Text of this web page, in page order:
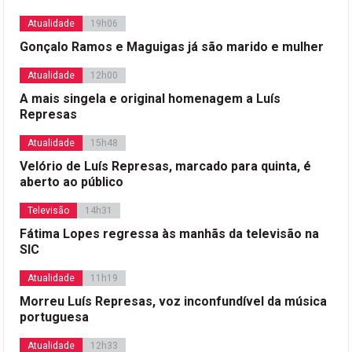
Atualidade 19h06
Gonçalo Ramos e Maguigas já são marido e mulher
Atualidade 12h00
A mais singela e original homenagem a Luís
Represas
Atualidade 15h48
Velório de Luís Represas, marcado para quinta, é
aberto ao público
Televisão 14h31
Fátima Lopes regressa às manhãs da televisão na
SIC
Atualidade 11h19
Morreu Luís Represas, voz inconfundível da música
portuguesa
Atualidade 12h33